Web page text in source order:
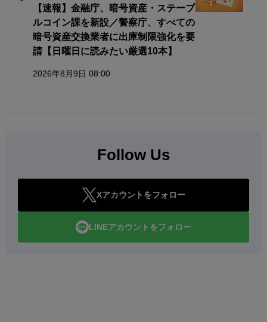
【速報】金融庁、暗号資産・ステーブ
ルコイン課を新設／警察庁、すべての
暗号資産交換業者に出庫制限強化を要
請【日曜日に読みたい厳選10本】
2026年8月9日 08:00
Follow Us
Xアカウントをフォロー
LINEアカウントをフォロー